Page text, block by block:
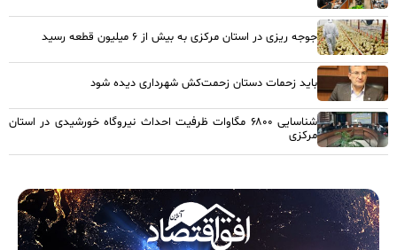
جوجه ریزی در استان مرکزی به بیش از ۶ میلیون قطعه رسید
باید زحمات دستان زحمت‌کش شهرداری دیده شود
شناسایی ۶۸۰۰ مگاوات ظرفیت احداث نیروگاه خورشیدی در استان
مرکزی